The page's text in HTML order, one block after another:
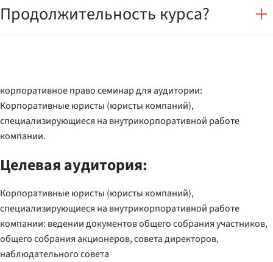
Продолжительность курса?
корпоративное право семинар для аудитории:
Корпоративные юристы (юристы компаний),
специализирующиеся на внутрикорпоративной работе
компании.
Целевая аудитория:
Корпоративные юристы (юристы компаний),
специализирующиеся на внутрикорпоративной работе
компании: ведении документов общего собрания участников,
общего собрания акционеров, совета директоров,
наблюдательного совета